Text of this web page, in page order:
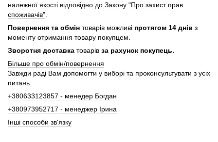
належної якості відповідно до Закону "Про захист прав
споживачів"
Повернення та обмін товарів можливі протягом 14 днів з
моменту отримання товару покупцем.
Зворотня доставка товарів за рахунок покупець.
Більше про обмін/повернення
Завжди раді Вам допомогти у виборі та проконсультувати з усіх
питань.
+380633123857 - менедер Богдан
+380973952717 - менеджер Ірина
Інші способи зв'язку